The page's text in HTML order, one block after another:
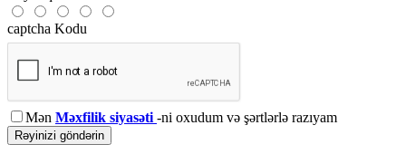
captcha Kodu
Mən Məxfilik siyasəti -ni oxudum və şərtlərlə razıyam
Rəyinizi göndərin